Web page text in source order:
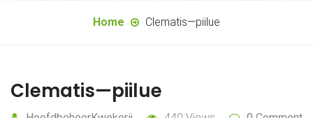
Home Clematis—piilue
Clematis—piilue